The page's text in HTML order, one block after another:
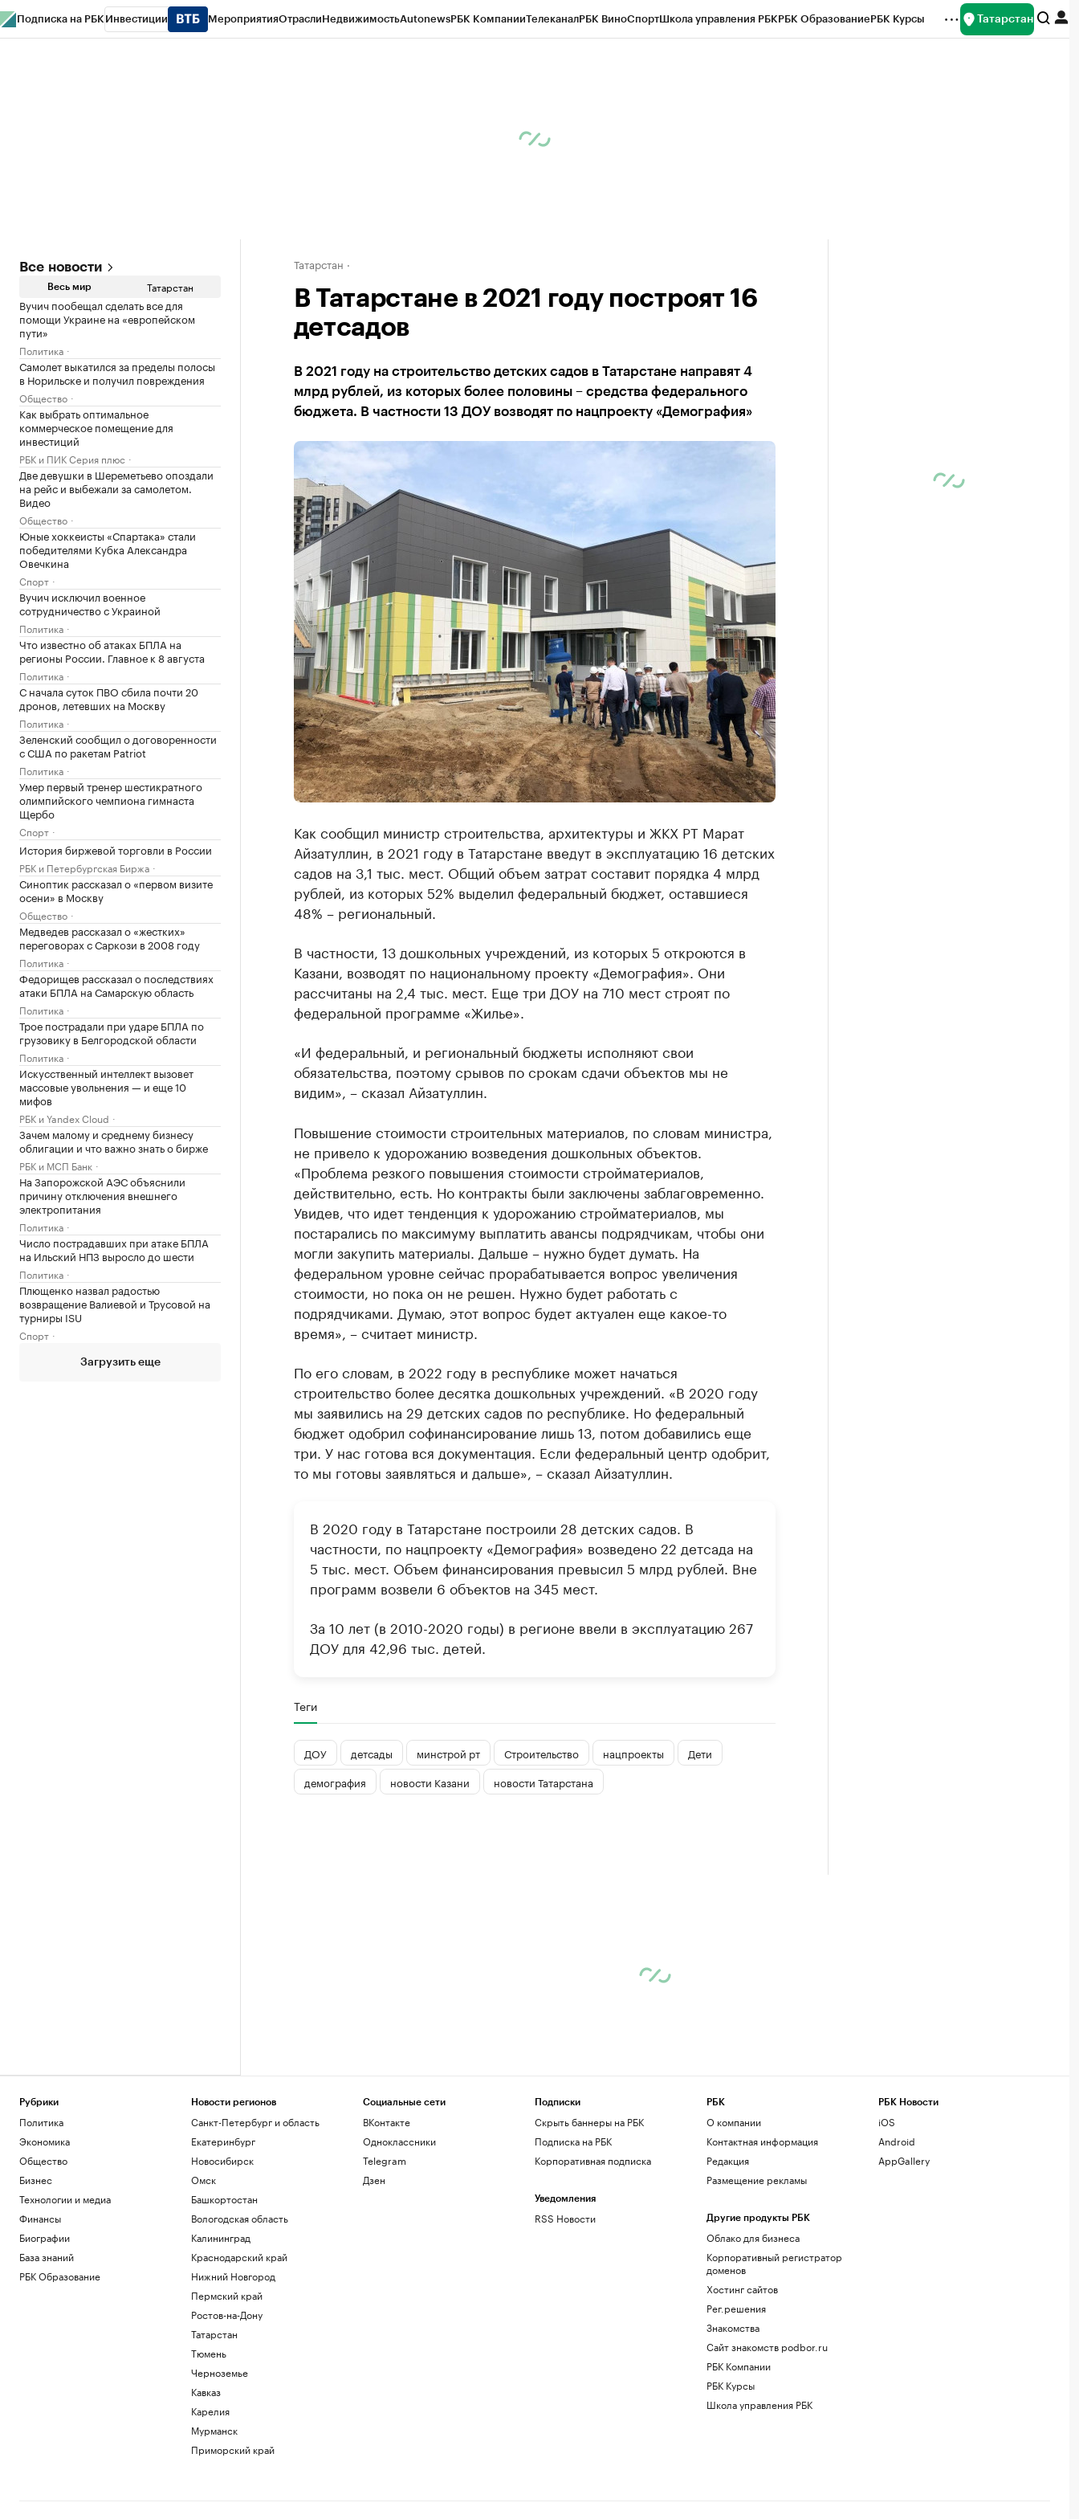
Подписка на РБК Инвестиции МероприятияОтраслиНедвижимостьAutonewsРБК КомпанииТелеканалРБК ВиноСпортШкола управления РБКРБК ОбразованиеРБК Курсы Татарстан
Все новости
Весь мир Татарстан
Вучич пообещал сделать все для
помощи Украине на «европейском
пути»
Политика
Самолет выкатился за пределы полосы
в Норильске и получил повреждения
Общество
Как выбрать оптимальное
коммерческое помещение для
инвестиций
РБК и ПИК Серия плюс
Две девушки в Шереметьево опоздали
на рейс и выбежали за самолетом.
Видео
Общество
Юные хоккеисты «Спартака» стали
победителями Кубка Александра
Овечкина
Спорт
Вучич исключил военное
сотрудничество с Украиной
Политика
Что известно об атаках БПЛА на
регионы России. Главное к 8 августа
Политика
С начала суток ПВО сбила почти 20
дронов, летевших на Москву
Политика
Зеленский сообщил о договоренности
с США по ракетам Patriot
Политика
Умер первый тренер шестикратного
олимпийского чемпиона гимнаста
Щербо
Спорт
История биржевой торговли в России
РБК и Петербургская Биржа
Синоптик рассказал о «первом визите
осени» в Москву
Общество
Медведев рассказал о «жестких»
переговорах с Саркози в 2008 году
Политика
Федорищев рассказал о последствиях
атаки БПЛА на Самарскую область
Политика
Трое пострадали при ударе БПЛА по
грузовику в Белгородской области
Политика
Искусственный интеллект вызовет
массовые увольнения — и еще 10
мифов
РБК и Yandex Cloud
Зачем малому и среднему бизнесу
облигации и что важно знать о бирже
РБК и МСП Банк
На Запорожской АЭС объяснили
причину отключения внешнего
электропитания
Политика
Число пострадавших при атаке БПЛА
на Ильский НПЗ выросло до шести
Политика
Плющенко назвал радостью
возвращение Валиевой и Трусовой на
турниры ISU
Спорт
Загрузить еще
Татарстан
В Татарстане в 2021 году построят 16
детсадов
В 2021 году на строительство детских садов в Татарстане направят 4
млрд рублей, из которых более половины – средства федерального
бюджета. В частности 13 ДОУ возводят по нацпроекту «Демография»
Как сообщил министр строительства, архитектуры и ЖКХ РТ Марат
Айзатуллин, в 2021 году в Татарстане введут в эксплуатацию 16 детских
садов на 3,1 тыс. мест. Общий объем затрат составит порядка 4 млрд
рублей, из которых 52% выделил федеральный бюджет, оставшиеся
48% – региональный.
В частности, 13 дошкольных учреждений, из которых 5 откроются в
Казани, возводят по национальному проекту «Демография». Они
рассчитаны на 2,4 тыс. мест. Еще три ДОУ на 710 мест строят по
федеральной программе «Жилье».
«И федеральный, и региональный бюджеты исполняют свои
обязательства, поэтому срывов по срокам сдачи объектов мы не
видим», – сказал Айзатуллин.
Повышение стоимости строительных материалов, по словам министра,
не привело к удорожанию возведения дошкольных объектов.
«Проблема резкого повышения стоимости стройматериалов,
действительно, есть. Но контракты были заключены заблаговременно.
Увидев, что идет тенденция к удорожанию стройматериалов, мы
постарались по максимуму выплатить авансы подрядчикам, чтобы они
могли закупить материалы. Дальше – нужно будет думать. На
федеральном уровне сейчас прорабатывается вопрос увеличения
стоимости, но пока он не решен. Нужно будет работать с
подрядчиками. Думаю, этот вопрос будет актуален еще какое-то
время», – считает министр.
По его словам, в 2022 году в республике может начаться
строительство более десятка дошкольных учреждений. «В 2020 году
мы заявились на 29 детских садов по республике. Но федеральный
бюджет одобрил софинансирование лишь 13, потом добавились еще
три. У нас готова вся документация. Если федеральный центр одобрит,
то мы готовы заявляться и дальше», – сказал Айзатуллин.
В 2020 году в Татарстане построили 28 детских садов. В
частности, по нацпроекту «Демография» возведено 22 детсада на
5 тыс. мест. Объем финансирования превысил 5 млрд рублей. Вне
программ возвели 6 объектов на 345 мест.
За 10 лет (в 2010-2020 годы) в регионе ввели в эксплуатацию 267
ДОУ для 42,96 тыс. детей.
Теги
ДОУ детсады минстрой рт Строительство нацпроекты
Дети
демография
новости Казани новости Татарстана
Рубрики
Политика
Экономика
Общество
Бизнес
Технологии и медиа
Финансы
Биографии
База знаний
РБК Образование
Новости регионов
Санкт-Петербург и область
Екатеринбург
Новосибирск
Омск
Башкортостан
Вологодская область
Калининград
Краснодарский край
Нижний Новгород
Пермский край
Ростов-на-Дону
Татарстан
Тюмень
Черноземье
Кавказ
Карелия
Мурманск
Приморский край
Социальные сети
ВКонтакте
Одноклассники
Telegram
Дзен
Подписки
Скрыть баннеры на РБК
Подписка на РБК
Корпоративная подписка
Уведомления
RSS Новости
РБК
О компании
Контактная информация
Редакция
Размещение рекламы
Другие продукты РБК
Облако для бизнеса
Корпоративный регистратор
доменов
Хостинг сайтов
Рег.решения
Знакомства
Сайт знакомств podbor.ru
РБК Компании
РБК Курсы
Школа управления РБК
РБК Новости
iOS
Android
AppGallery